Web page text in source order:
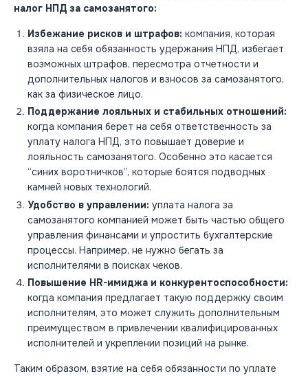
налог НПД за самозанятого:
Избежание рисков и штрафов: компания, которая
взяла на себя обязанность удержания НПД, избегает
возможных штрафов, пересмотра отчетности и
дополнительных налогов и взносов за самозанятого,
как за физическое лицо.
Поддержание лояльных и стабильных отношений:
когда компания берет на себя ответственность за
уплату налога НПД, это повышает доверие и
лояльность самозанятого. Особенно это касается
“синих воротничков”, которые боятся подводных
камней новых технологий.
Удобство в управлении: уплата налога за
самозанятого компанией может быть частью общего
управления финансами и упростить бухгалтерские
процессы. Например, не нужно бегать за
исполнителями в поисках чеков.
Повышение HR-имиджа и конкурентоспособности:
когда компания предлагает такую поддержку своим
исполнителям, это может служить дополнительным
преимуществом в привлечении квалифицированных
исполнителей и укреплении позиций на рынке.
Таким образом, взятие на себя обязанности по уплате